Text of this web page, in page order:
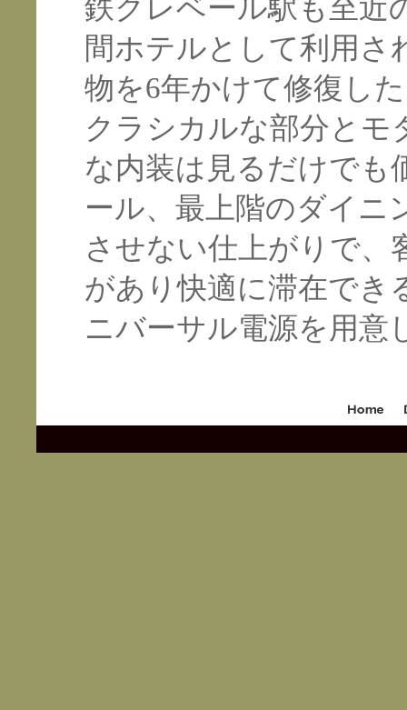
鉄クレベール駅も至近
間ホテルとして利用さ
物を6年かけて修復し
クラシカルな部分と
な内装は見るだけでも
ール、最上階のダイニ
させない仕上がりで、
があり快適に滞在でき
ニバーサル電源を用意